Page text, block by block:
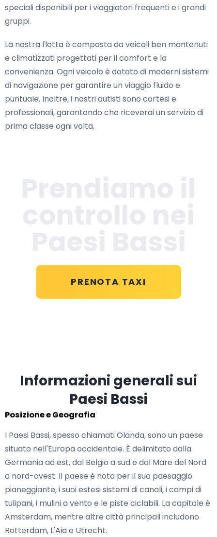
speciali disponibili per i viaggiatori frequenti e i grandi
gruppi.
La nostra flotta è composta da veicoli ben mantenuti
e climatizzati progettati per il comfort e la
convenienza. Ogni veicolo è dotato di moderni sistemi
di navigazione per garantire un viaggio fluido e
puntuale. Inoltre, i nostri autisti sono cortesi e
professionali, garantendo che riceverai un servizio di
prima classe ogni volta.
PRENOTA TAXI
Informazioni generali sui
Paesi Bassi
Posizione e Geografia
I Paesi Bassi, spesso chiamati Olanda, sono un paese
situato nell'Europa occidentale. È delimitato dalla
Germania ad est, dal Belgio a sud e dal Mare del Nord
a nord-ovest. Il paese è noto per il suo paesaggio
pianeggiante, i suoi estesi sistemi di canali, i campi di
tulipani, i mulini a vento e le piste ciclabili. La capitale è
Amsterdam, mentre altre città principali includono
Rotterdam, L'Aia e Utrecht.